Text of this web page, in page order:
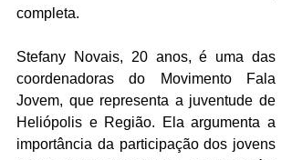
completa.
Stefany Novais, 20 anos, é uma das
coordenadoras do Movimento Fala
Jovem, que representa a juventude de
Heliópolis e Região. Ela argumenta a
importância da participação dos jovens